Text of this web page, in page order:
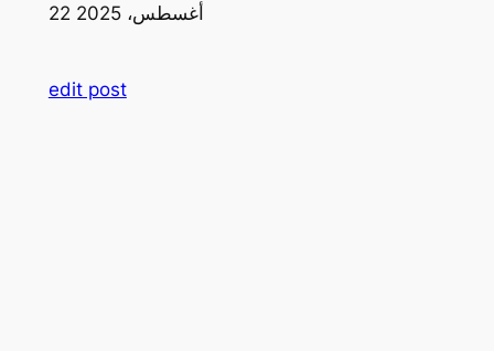
22 أغسطس، 2025
edit post